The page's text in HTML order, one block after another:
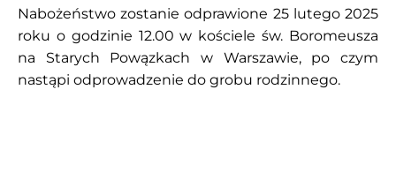
Nabożeństwo zostanie odprawione 25 lutego 2025
roku o godzinie 12.00 w kościele św. Boromeusza
na Starych Powązkach w Warszawie, po czym
nastąpi odprowadzenie do grobu rodzinnego.